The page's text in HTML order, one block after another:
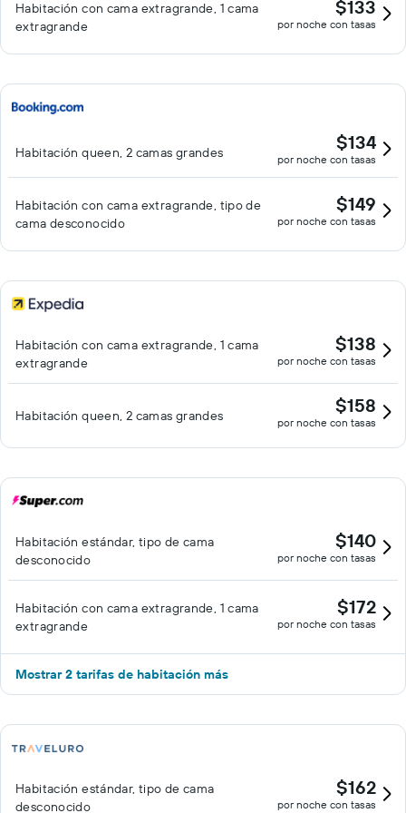
Habitación con cama extragrande, 1 cama
extragrande
$133
por noche con tasas
Habitación queen, 2 camas grandes $134
por noche con tasas
Habitación con cama extragrande, tipo de
cama desconocido
$149
por noche con tasas
Habitación con cama extragrande, 1 cama
extragrande
$138
por noche con tasas
Habitación queen, 2 camas grandes $158
por noche con tasas
Habitación estándar, tipo de cama
desconocido
$140
por noche con tasas
Habitación con cama extragrande, 1 cama
extragrande
$172
por noche con tasas
Mostrar 2 tarifas de habitación más
Habitación estándar, tipo de cama
desconocido
$162
por noche con tasas